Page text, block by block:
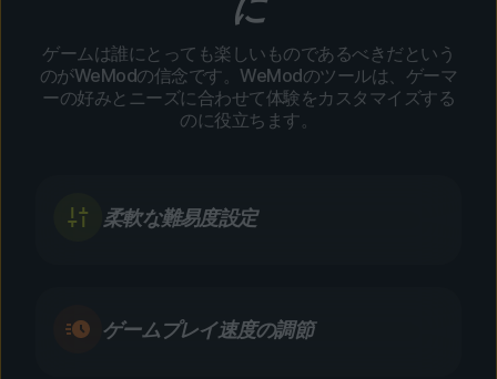
ゲームは誰にとっても楽しいものであるべきだという
のがWeModの信念です。WeModのツールは、ゲーマ
ーの好みとニーズに合わせて体験をカスタマイズする
のに役立ちます。
柔軟な難易度設定
ゲームプレイ速度の調節